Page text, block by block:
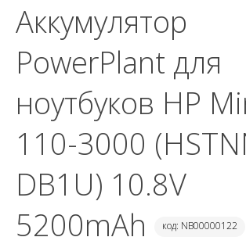
Аккумулятор
PowerPlant для
ноутбуков HP
110-3000
DB1U) 10.8V
5200mAh
код: NB00000122